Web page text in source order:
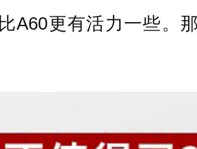
A60更有活力一些。